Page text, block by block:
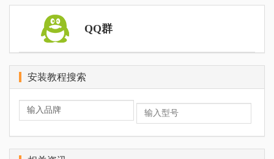
QQ群
安装教程搜索